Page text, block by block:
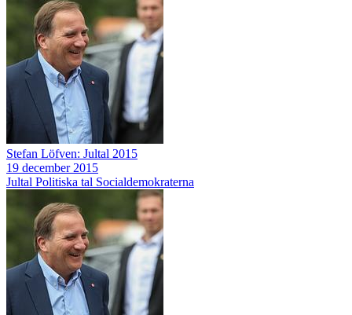
Stefan Löfven: Jultal 2015
19 december 2015
Jultal Politiska tal Socialdemokraterna